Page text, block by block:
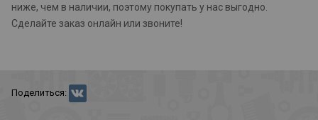
ниже, чем в наличии, поэтому покупать у нас выгодно.
Сделайте заказ онлайн или звоните!
Поделиться: